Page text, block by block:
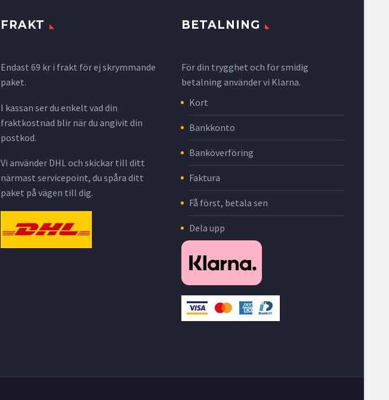
FRAKT
Endast 69 kr i frakt för ej skrymmande
paket.
I kassan ser du enkelt vad din
fraktkostnad blir när du angivit din
postkod.
Vi använder DHL och skickar till ditt
närmast servicepoint, du spåra ditt
paket på vägen till dig.
BETALNING
För din trygghet och för smidig
betalning använder vi Klarna.
Kort
Bankkonto
Banköverföring
Faktura
Få först, betala sen
Dela upp